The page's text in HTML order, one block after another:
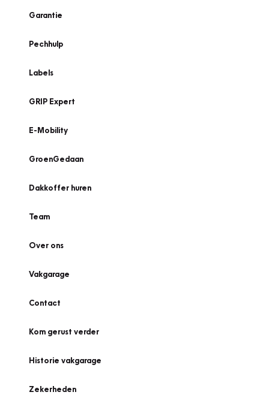
Garantie
Pechhulp
Labels
GRIP Expert
E-Mobility
GroenGedaan
Dakkoffer huren
Team
Over ons
Vakgarage
Contact
Kom gerust verder
Historie vakgarage
Zekerheden